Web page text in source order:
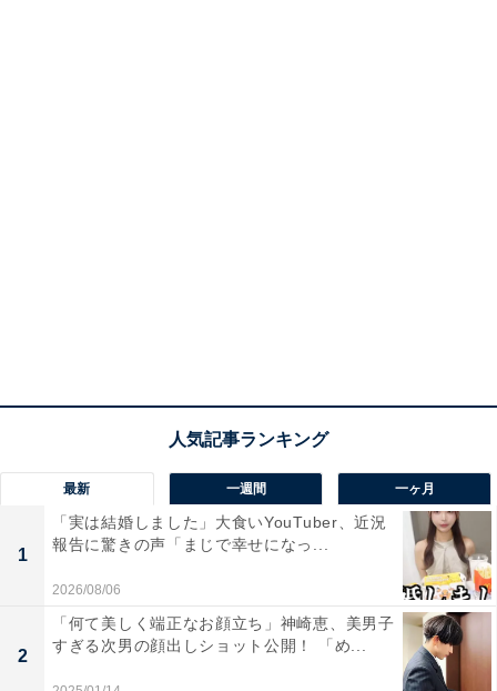
最新 一週間 一ヶ月
1
「実は結婚しました」大食いYouTuber、近況
報告に驚きの声「まじで幸せになっ...
2026/08/06
2
「何て美しく端正なお顔立ち」神崎恵、美男子
すぎる次男の顔出しショット公開！ 「め...